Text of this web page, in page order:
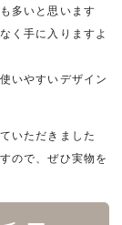
多いと思います
く手に入りますよ
いやすいデザイン
いただきました
ので、ぜひ実物を